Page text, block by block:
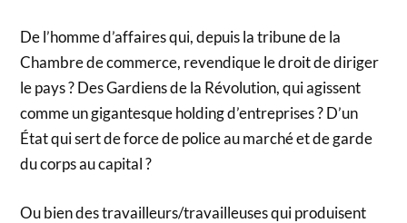
De l’homme d’affaires qui, depuis la tribune de la
Chambre de commerce, revendique le droit de diriger
le pays ? Des Gardiens de la Révolution, qui agissent
comme un gigantesque holding d’entreprises ? D’un
État qui sert de force de police au marché et de garde
du corps au capital ?
Ou bien des travailleurs/travailleuses qui produisent